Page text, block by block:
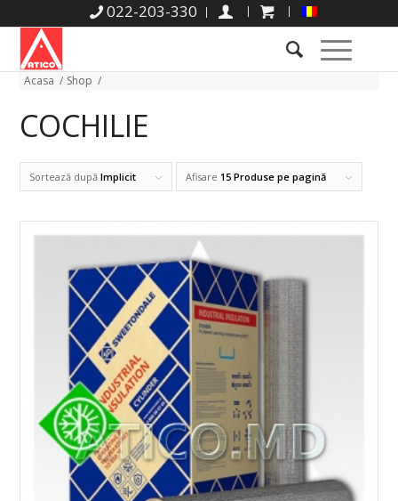
022-203-330
Acasa / Shop /
COCHILIE
Sortează dupăImplicit Afisare15 Produse pe pagină